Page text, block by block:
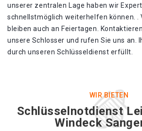
unserer zentralen Lage haben wir
schnellstmöglich weiterhelfen können.
bleiben auch an Feiertagen.
unsere Schlosser und rufen Sie uns an.
durch unseren Schlüsseldienst erfüllt.
WIR BIETEN
Schlüsselnotdienst
Windeck